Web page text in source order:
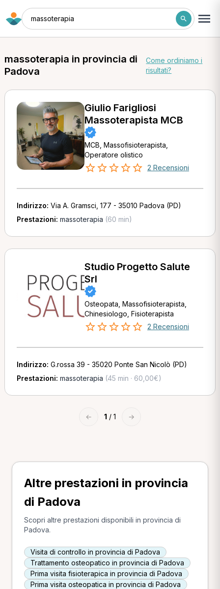
massoterapia
massoterapia in provincia di
Padova
Come ordiniamo i
risultati?
Giulio Farigliosi
Massoterapista MCB
MCB, Massofisioterapista,
Operatore olistico
2 Recensioni
Indirizzo: Via A. Gramsci, 177 - 35010 Padova (PD)
Prestazioni: massoterapia (60 min)
Studio Progetto Salute
Srl
Osteopata, Massofisioterapista,
Chinesiologo, Fisioterapista
2 Recensioni
Indirizzo: G.rossa 39 - 35020 Ponte San Nicolò (PD)
Prestazioni: massoterapia (45 min · 60,00€)
← 1 / 1 →
Altre prestazioni in provincia
di Padova
Scopri altre prestazioni disponibili in provincia di
Padova.
Visita di controllo in provincia di Padova
Trattamento osteopatico in provincia di Padova
Prima visita fisioterapica in provincia di Padova
Prima visita osteopatica in provincia di Padova